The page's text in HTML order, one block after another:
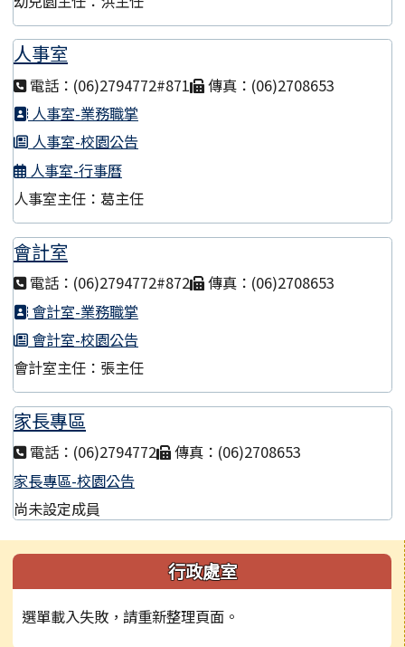
人事室
電話：(06)2794772#871
傳真：(06)2708653
人事室-業務職掌
人事室-校園公告
人事室-行事曆
人事室主任：葛主任
會計室
電話：(06)2794772#872
傳真：(06)2708653
會計室-業務職掌
會計室-校園公告
會計室主任：張主任
家長專區
電話：(06)2794772
傳真：(06)2708653
家長專區-校園公告
尚未設定成員
左邊區域內容 行政處室
選單載入失敗，請重新整理頁面。